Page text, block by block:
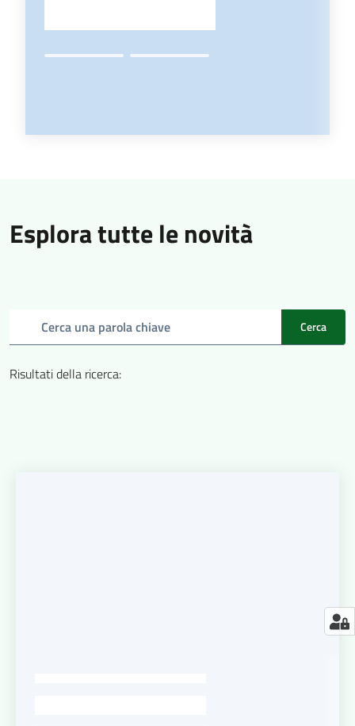
Esplora tutte le novità
Cerca una parola chiave Cerca
Risultati della ricerca: